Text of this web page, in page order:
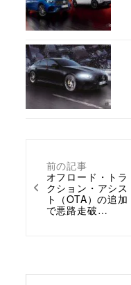
前の記事
オフロード・トラ
クション・アシス
ト（OTA）の追加
で悪路走破…